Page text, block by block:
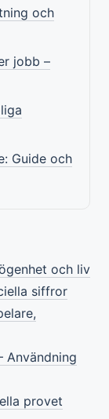
och
jobb –
Guide och
och liv
siffror
Användning
provet